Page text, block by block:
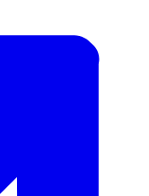
van laag naar
september.